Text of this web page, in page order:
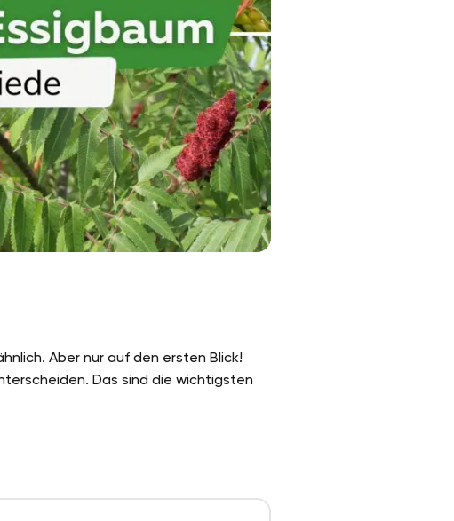
Aber nur auf den ersten Blick!
Das sind die wichtigsten